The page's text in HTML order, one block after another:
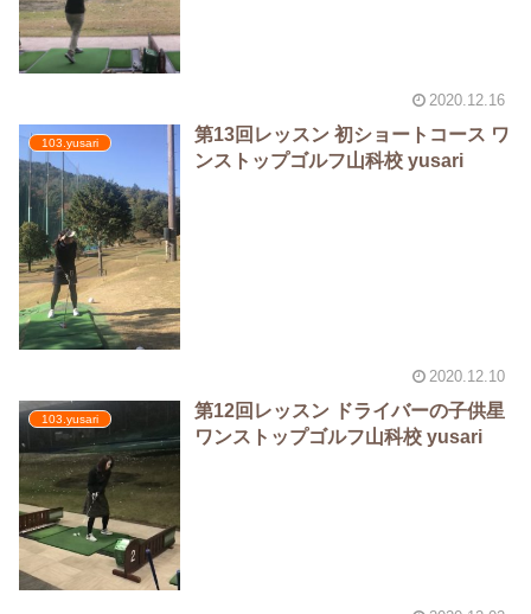
2020.12.16
103.yusari
第13回レッスン 初ショートコース ワ
ンストップゴルフ山科校 yusari
2020.12.10
103.yusari
第12回レッスン ドライバーの子供星️
ワンストップゴルフ山科校 yusari